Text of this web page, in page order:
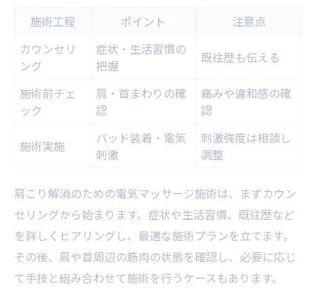
施術工程 ポイント
注意点
カウンセリ
ング
症状・生活習慣の
把握
既往歴も伝える
施術前チェ
ック
肩・首まわりの確
認
痛みや違和感の確
認
施術実施
パッド装着・電気
刺激
刺激強度は相談し
調整
肩こり解消のための電気マッサージ施術は、まずカウン
セリングから始まります。症状や生活習慣、既往歴など
を詳しくヒアリングし、最適な施術プランを立てます。
その後、肩や首周辺の筋肉の状態を確認し、必要に応じ
て手技と組み合わせて施術を行うケースもあります。